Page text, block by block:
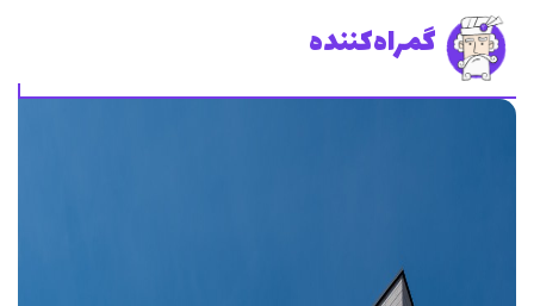
گمراه‌کننده